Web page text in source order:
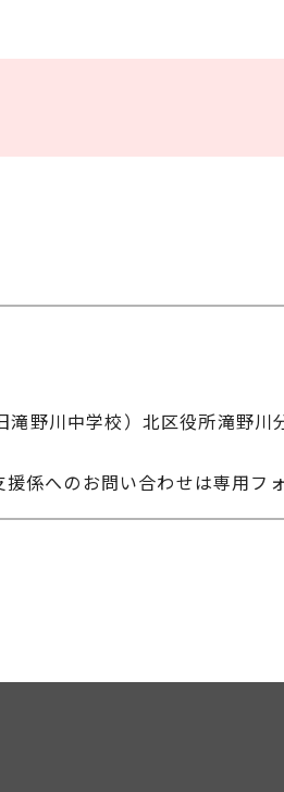
野川中学校）北区役所滝野川
係へのお問い合わせは専用フ